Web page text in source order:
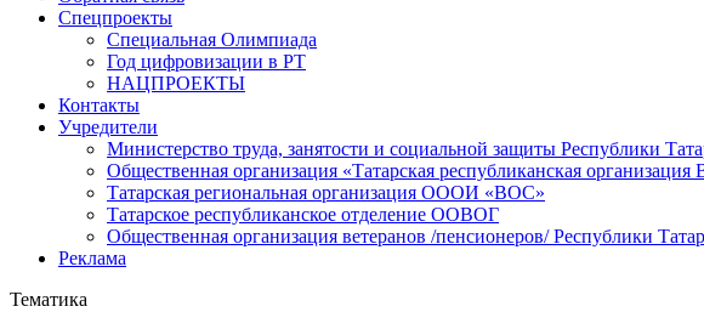
Спецпроекты
Специальная Олимпиада
Год цифровизации в РТ
НАЦПРОЕКТЫ
Контакты
Учредители
Министерство труда, занятости и социальной защиты Республики
Общественная организация «Татарская республиканская
Татарская региональная организация ОООИ «ВОС»
Татарское республиканское отделение ООВОГ
Общественная организация ветеранов /пенсионеров/ Республики
Реклама
Тематика